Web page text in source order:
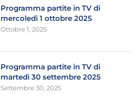
Programma partite in TV di
mercoledì 1 ottobre 2025
Ottobre 1, 2025
Programma partite in TV di
martedì 30 settembre 2025
Settembre 30, 2025